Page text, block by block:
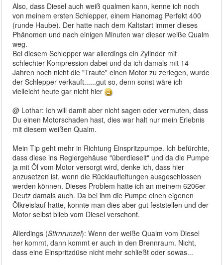
Also, dass Diesel auch weiß qualmen kann, kenne ich noch
von meinem ersten Schlepper, einem Hanomag Perfekt 400
(runde Haube). Der hatte nach dem Kaltstart immer dieses
Phänomen und nach einigen Minuten war dieser weiße Qualm
weg.
Bei diesem Schlepper war allerdings ein Zylinder mit
schlechter Kompression dabei und da ich damals mit 14
Jahren noch nicht die "Traute" einen Motor zu zerlegen, wurde
der Schlepper verkauft......gut so, denn sonst wäre ich
vielleicht heute gar nicht hier
@ Lothar: Ich will damit aber nicht sagen oder vermuten, dass
Du einen Motorschaden hast, dies war halt nur mein Erlebnis
mit diesem weißen Qualm.
Mein Tip geht mehr in Richtung Einspritzpumpe. Ich befürchte,
dass diese ins Reglergehäuse "überdieselt" und da die Pumpe
ja mit Öl vom Motor versorgt wird, denke ich, dass hier
anzusetzen ist, wenn die Rücklaufleitungen ausgeschlossen
werden können. Dieses Problem hatte ich an meinem 6206er
Deutz damals auch. Da bei ihm die Pumpe einen eigenen
Ölkreislauf hatte, konnte man dies aber gut feststellen und der
Motor selbst blieb vom Diesel verschont.
Allerdings (Stirnrunzel): Wenn der weiße Qualm vom Diesel
her kommt, dann kommt er auch in den Brennraum. Nicht,
dass eine Einspritzdüse nicht mehr schließt oder sowas...